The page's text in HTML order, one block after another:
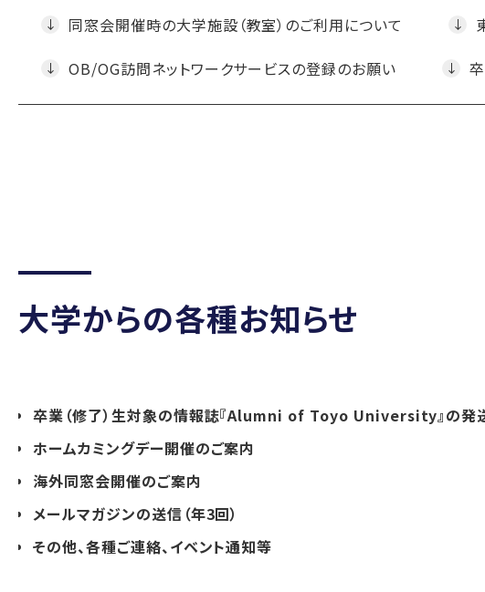
同窓会開催時の大学施設（教室）のご利用について
OB/OG訪問ネットワークサービスの登録のお願い
大学からの各種お知らせ
卒業（修了）生対象の情報誌『Alumni of Toyo University』の発
ホームカミングデー開催のご案内
海外同窓会開催のご案内
メールマガジンの送信（年3回）
その他、各種ご連絡、イベント通知等